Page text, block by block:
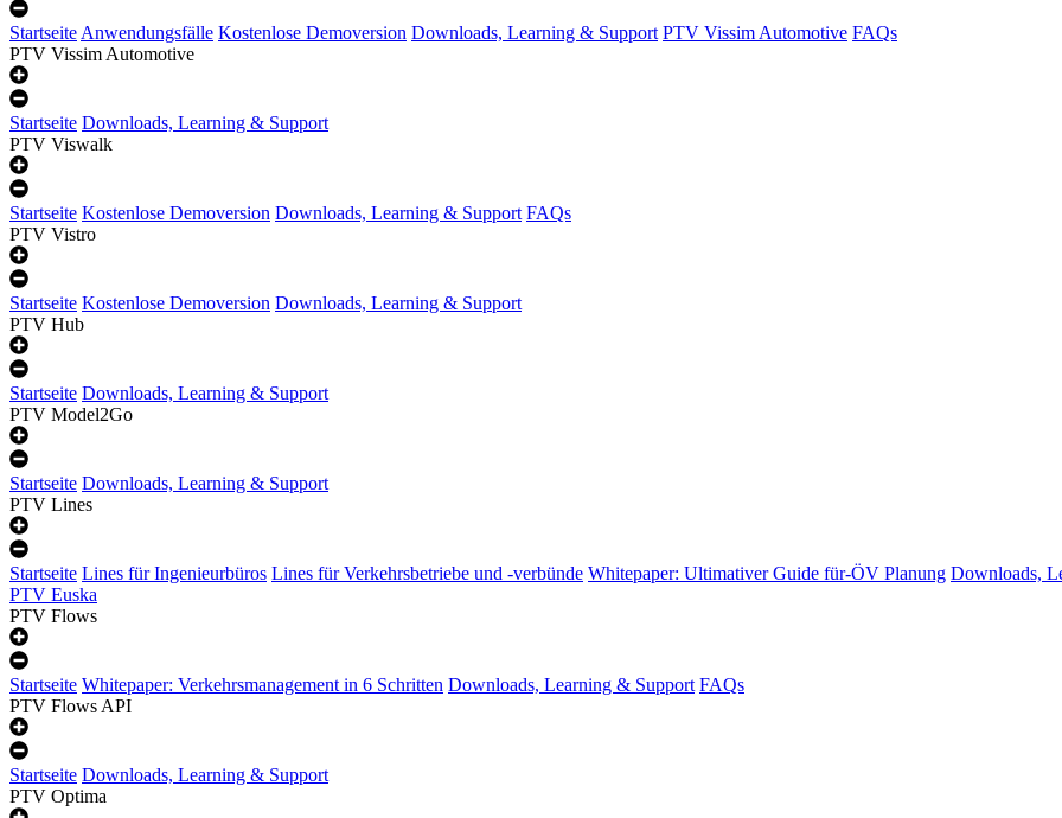
StartseiteAnwendungsfälle Kostenlose Demoversion Downloads, Learning & Support PTV Vissim Automotive FAQs
PTV Vissim Automotive
Startseite Downloads, Learning & Support
PTV Viswalk
Startseite Kostenlose Demoversion Downloads, Learning & Support FAQs
PTV Vistro
Startseite Kostenlose Demoversion Downloads, Learning & Support
PTV Hub
Startseite Downloads, Learning & Support
PTV Model2Go
Startseite Downloads, Learning & Support
PTV Lines
Startseite Lines für Ingenieurbüros Lines für Verkehrsbetriebe und -verbünde Whitepaper: Ultimativer Guide für-ÖV Planung Downloads,
PTV Euska
PTV Flows
Startseite Whitepaper: Verkehrsmanagement in 6 Schritten Downloads, Learning & Support FAQs
PTV Flows API
Startseite Downloads, Learning & Support
PTV Optima